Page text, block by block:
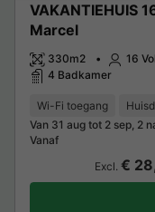
VAKANTIEHUIS
Marcel
330m2 16
4 Badkamer
Wi-Fi toegang
Van 31 aug tot 2 sep, 2
Vanaf
Excl. €